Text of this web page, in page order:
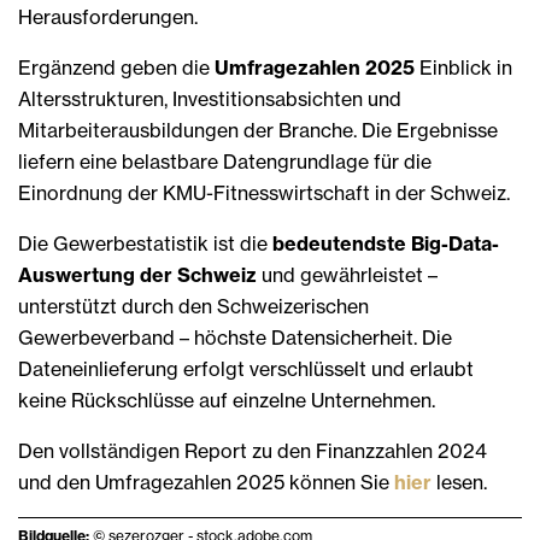
Herausforderungen.
Ergänzend geben die Umfragezahlen 2025 Einblick in
Altersstrukturen, Investitionsabsichten und
Mitarbeiterausbildungen der Branche. Die Ergebnisse
liefern eine belastbare Datengrundlage für die
Einordnung der KMU-Fitnesswirtschaft in der Schweiz.
Die Gewerbestatistik ist die bedeutendste Big-Data-
Auswertung der Schweiz und gewährleistet –
unterstützt durch den Schweizerischen
Gewerbeverband – höchste Datensicherheit. Die
Dateneinlieferung erfolgt verschlüsselt und erlaubt
keine Rückschlüsse auf einzelne Unternehmen.
Den vollständigen Report zu den Finanzzahlen 2024
und den Umfragezahlen 2025 können Sie hier lesen.
Bildquelle: © sezerozger - stock.adobe.com